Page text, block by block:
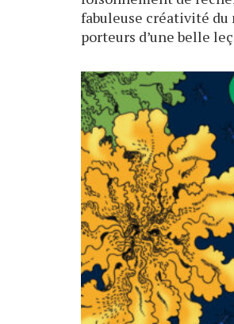
fabuleuse créativité du
porteurs d’une belle